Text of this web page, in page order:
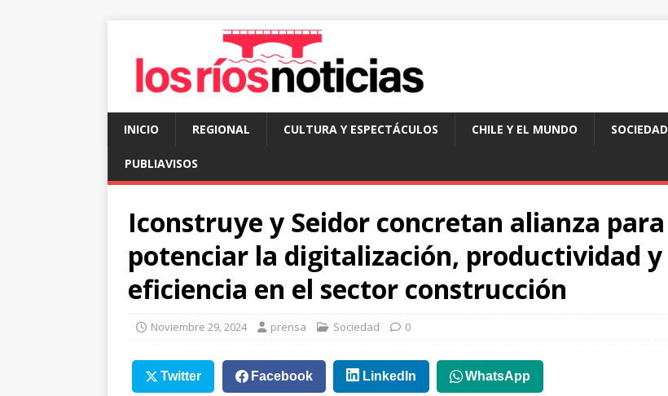
INICIO REGIONAL CULTURA Y ESPECTÁCULOS CHILE Y EL MUNDO SOCIEDAD
PUBLIAVISOS
Iconstruye y Seidor concretan alianza para
potenciar la digitalización, productividad y
eficiencia en el sector construcción
Noviembre 29, 2024 prensa Sociedad 0
Twitter Facebook LinkedIn WhatsApp